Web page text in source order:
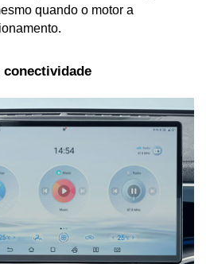
quando o motor a
conectividade